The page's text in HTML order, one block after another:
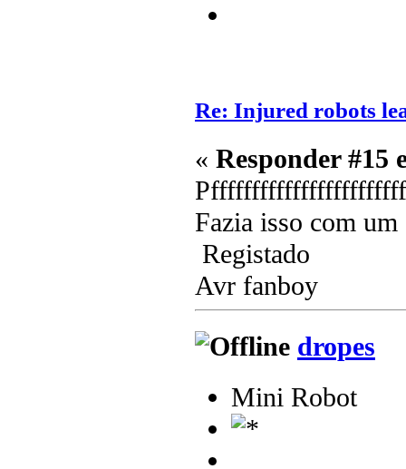
Re: Injured robots
« Responder #15
Fazia isso com
Registado
Avr fanboy
dropes
Mini Robot